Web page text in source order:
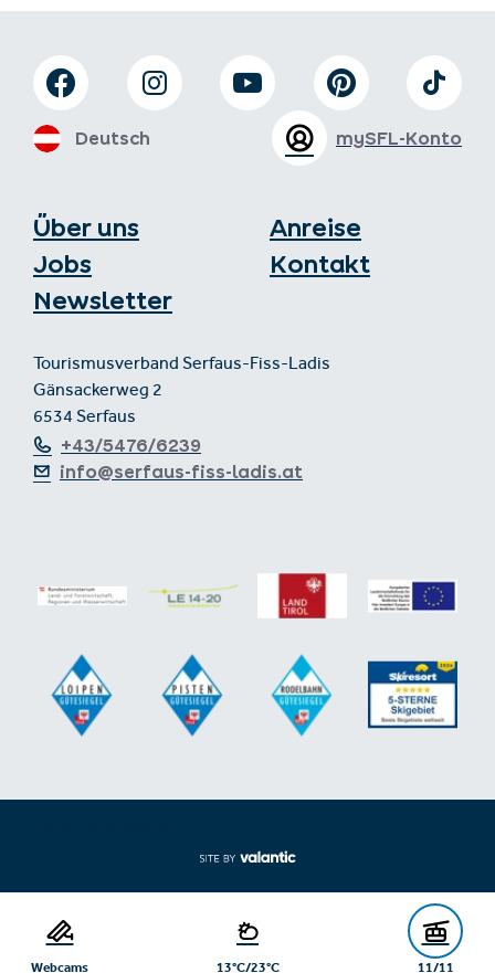
Über uns
Jobs
Newsletter
Anreise
Kontakt
Tourismusverband Serfaus-Fiss-Ladis
Gänsackerweg 2
6534 Serfaus
+43/5476/6239
info@serfaus-fiss-ladis.at
mySFL-Konto
Deutsch